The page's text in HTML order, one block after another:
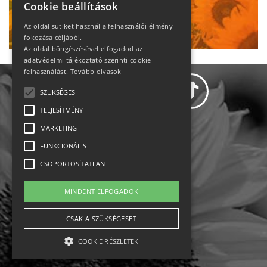
Ne maradj le!
Állásajánlatok
Impresszum-kapcsolat
Jogi nyilatkozat
Cookie beállítások
Az oldal sütiket használ a felhasználói élmény
fokozása céljából.
Az oldal böngészésével elfogadod az
adatvédelmi tájékoztató szerinti cookie
felhasználást. Tovább olvasok
SZÜKSÉGES
TELJESÍTMÉNY
MARKETING
FUNKCIONÁLIS
CSOPORTOSÍTATLAN
MINDENT ELFOGADOK
CSAK A SZÜKSÉGESET
COOKIE RÉSZLETEK